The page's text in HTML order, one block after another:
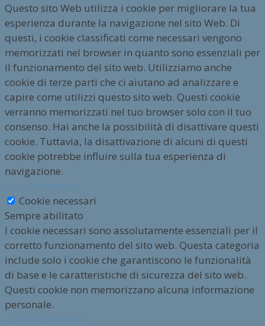
Questo sito Web utilizza i cookie per migliorare la tua
esperienza durante la navigazione nel sito Web. Di
questi, i cookie classificati come necessari vengono
memorizzati nel browser in quanto sono essenziali per
il funzionamento del sito web. Utilizziamo anche
cookie di terze parti che ci aiutano ad analizzare e
capire come utilizzi questo sito web. Questi cookie
verranno memorizzati nel tuo browser solo con il tuo
consenso. Hai anche la possibilità di disattivare questi
cookie. Tuttavia, la disattivazione di alcuni di questi
cookie potrebbe influire sulla tua esperienza di
navigazione.
Cookie necessari
Sempre abilitato
I cookie necessari sono assolutamente essenziali per il
corretto funzionamento del sito web. Questa categoria
include solo i cookie che garantiscono le funzionalità
di base e le caratteristiche di sicurezza del sito web.
Questi cookie non memorizzano alcuna informazione
personale.